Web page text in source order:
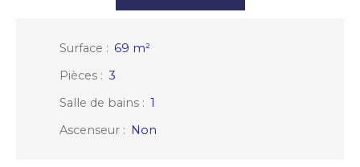
Surface : 69 m²
Pièces : 3
Salle de bains : 1
Ascenseur : Non